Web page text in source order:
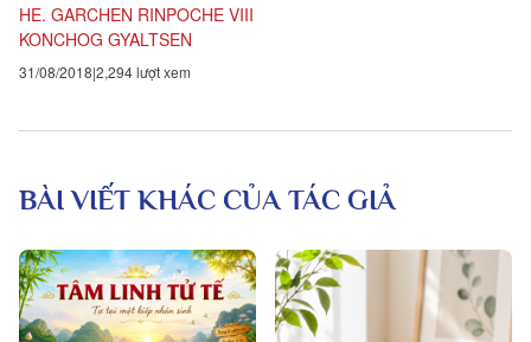
vậy. Tình yêu thương là ánh
dương của tâm thức.
HE. GARCHEN RINPOCHE VIII
KONCHOG GYALTSEN
31/08/2018 2,294 lượt xem
BÀI VIẾT KHÁC CỦA TÁC GIẢ